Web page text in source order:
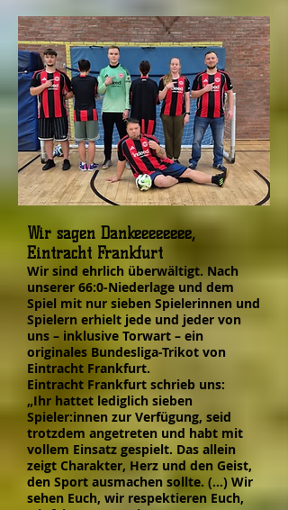
Wir sagen Dankeeeeeeee,
Eintracht Frankfurt
Wir sind ehrlich überwältigt. Nach
unserer 66:0-Niederlage und dem
Spiel mit nur sieben Spielerinnen und
Spielern erhielt jede und jeder von
uns – inklusive Torwart – ein
originales Bundesliga-Trikot von
Eintracht Frankfurt.
Eintracht Frankfurt schrieb uns:
„Ihr hattet lediglich sieben
Spieler:innen zur Verfügung, seid
trotzdem angetreten und habt mit
vollem Einsatz gespielt. Das allein
zeigt Charakter, Herz und den Geist,
den Sport ausmachen sollte. (…) Wir
sehen Euch, wir respektieren Euch,